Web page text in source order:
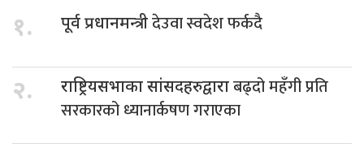
१. पूर्व प्रधानमन्त्रीदेउवा स्वदेश फर्कदै
२. राष्ट्रियसभाका सांसदहरुद्वाराबढ्दो महँगी प्रति
सरकारको ध्यानार्कषण गराएका